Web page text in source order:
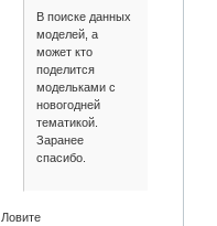
В поиске данных
моделей, а
может кто
поделится
модельками с
новогодней
тематикой.
Заранее
спасибо.
Ловите